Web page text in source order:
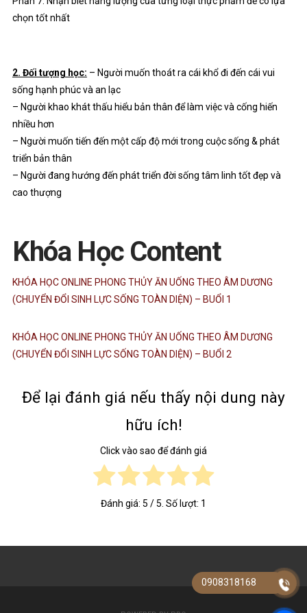
chọn tốt nhất
2. Đối tượng học: – Người muốn thoát ra cái khổ đi đến cái vui
sống hạnh phúc và an lạc
– Người khao khát thấu hiểu bản thân để làm việc và cống hiến
nhiều hơn
– Người muốn tiến đến một cấp độ mới trong cuộc sống & phát
triển bản thân
– Người đang hướng đến phát triển đời sống tâm linh tốt đẹp và
cao thượng
Khóa Học Content
KHÓA HỌC ONLINE PHONG THỦY ĂN UỐNG THEO ÂM DƯƠNG
(CHUYỂN ĐỔI SINH LỰC SỐNG TOÀN DIỆN) – BUỔI 1
KHÓA HỌC ONLINE PHONG THỦY ĂN UỐNG THEO ÂM DƯƠNG
(CHUYỂN ĐỔI SINH LỰC SỐNG TOÀN DIỆN) – BUỔI 2
Để lại đánh giá nếu thấy nội dung này
hữu ích!
Click vào sao để đánh giá
Đánh giá: 5 / 5. Số lượt: 1
0908318168